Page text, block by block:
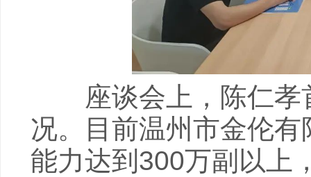
座谈会上，陈仁孝
况。目前温州市金伦
能力达到300万副以上